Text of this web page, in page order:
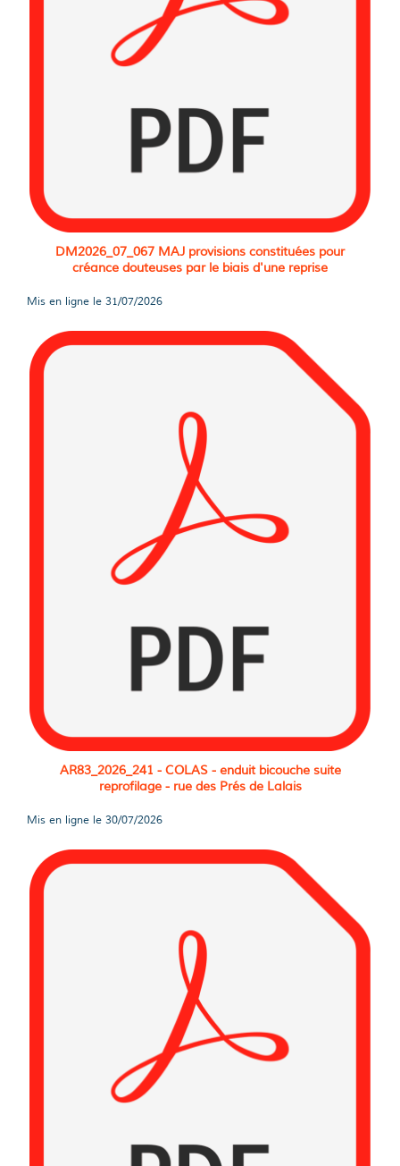
DM2026_07_067 MAJ provisions constituées pour
créance douteuses par le biais d'une reprise
Mis en ligne le 31/07/2026
AR83_2026_241 - COLAS - enduit bicouche suite
reprofilage - rue des Prés de Lalais
Mis en ligne le 30/07/2026